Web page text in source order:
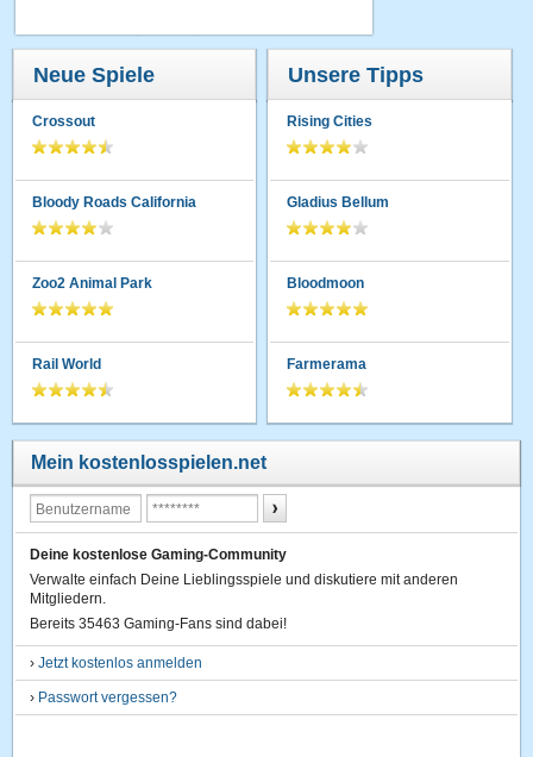
Neue Spiele
Crossout
Bloody Roads California
Zoo2 Animal Park
Rail World
Unsere Tipps
Rising Cities
Gladius Bellum
Bloodmoon
Farmerama
Mein kostenlosspielen.net
Deine kostenlose Gaming-Community
Verwalte einfach Deine Lieblingsspiele und diskutiere mit anderen
Mitgliedern.
Bereits 35463 Gaming-Fans sind dabei!
›Jetzt kostenlos anmelden
› Passwort vergessen?